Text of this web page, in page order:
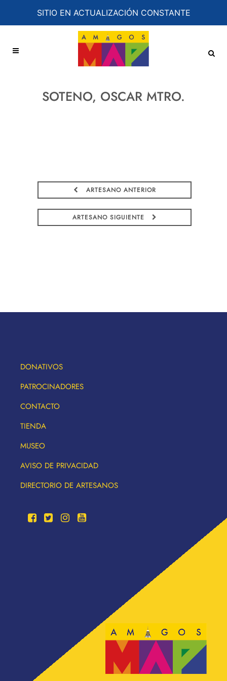
SITIO EN ACTUALIZACIÓN CONSTANTE
SOTENO, OSCAR MTRO.
ARTESANO ANTERIOR
ARTESANO SIGUIENTE
DONATIVOS
PATROCINADORES
CONTACTO
TIENDA
MUSEO
AVISO DE PRIVACIDAD
DIRECTORIO DE ARTESANOS